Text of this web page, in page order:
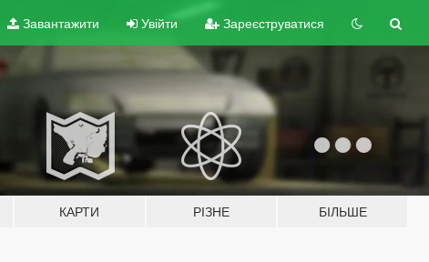
Завантажити Увійти Зареєструватися
КАРТИ РІЗНЕ БІЛЬШЕ